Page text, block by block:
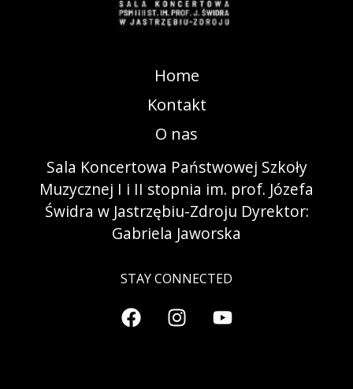
Home
Kontakt
O nas
Sala Koncertowa Państwowej Szkoły
Muzycznej I i II stopnia im. prof. Józefa
Świdra w Jastrzębiu-Zdroju Dyrektor:
Gabriela Jaworska
STAY CONNECTED